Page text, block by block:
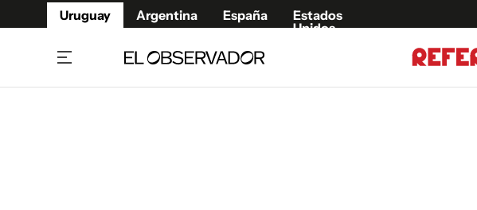
Uruguay Argentina España
Estados
Unidos